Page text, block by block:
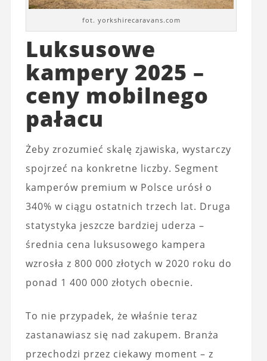
fot. yorkshirecaravans.com
Luksusowe
kampery 2025 –
ceny mobilnego
pałacu
Żeby zrozumieć skalę zjawiska, wystarczy
spojrzeć na konkretne liczby. Segment
kamperów premium w Polsce urósł o
340% w ciągu ostatnich trzech lat. Druga
statystyka jeszcze bardziej uderza –
średnia cena luksusowego kampera
wzrosła z 800 000 złotych w 2020 roku do
ponad 1 400 000 złotych obecnie.
To nie przypadek, że właśnie teraz
zastanawiasz się nad zakupem. Branża
przechodzi przez ciekawy moment – z